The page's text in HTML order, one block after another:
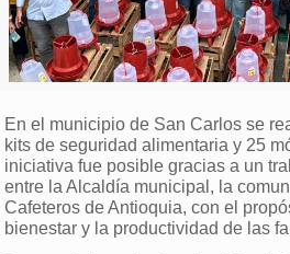
En el municipio de San Carlos se
kits de seguridad alimentaria y 25
iniciativa fue posible gracias a un
entre la Alcaldía municipal, la
Cafeteros de Antioquia, con el
bienestar y la productividad de las